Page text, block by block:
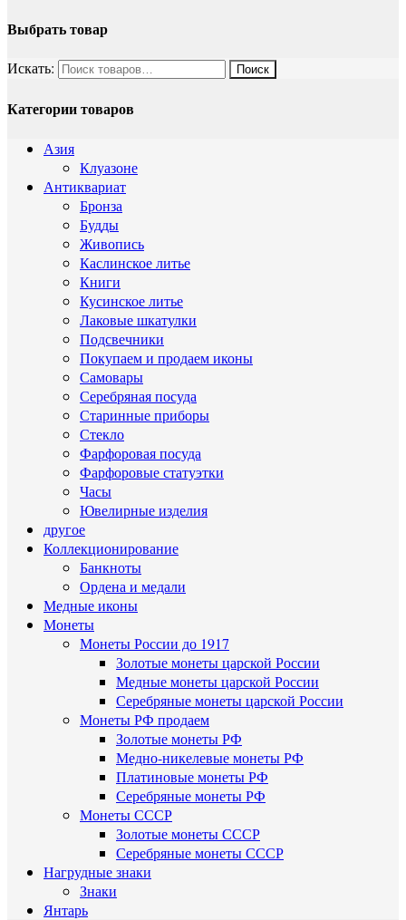
Выбрать товар
Искать:
Категории товаров
Азия
Клуазоне
Антиквариат
Бронза
Будды
Живопись
Каслинское литье
Книги
Кусинское литье
Лаковые шкатулки
Подсвечники
Покупаем и продаем иконы
Самовары
Серебряная посуда
Старинные приборы
Стекло
Фарфоровая посуда
Фарфоровые статуэтки
Часы
Ювелирные изделия
другое
Коллекционирование
Банкноты
Ордена и медали
Медные иконы
Монеты
Монеты России до 1917
Золотые монеты царской России
Медные монеты царской России
Серебряные монеты царской России
Монеты РФ продаем
Золотые монеты РФ
Медно-никелевые монеты РФ
Платиновые монеты РФ
Серебряные монеты РФ
Монеты СССР
Золотые монеты СССР
Серебряные монеты СССР
Нагрудные знаки
Знаки
Янтарь